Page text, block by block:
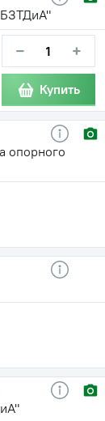
− +
Купить
опорного